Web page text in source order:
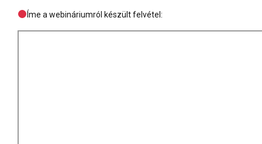
Íme a webináriumról készült felvétel: